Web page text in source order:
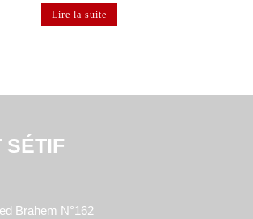
Lire la suite
SÉTIF
Brahem N°162